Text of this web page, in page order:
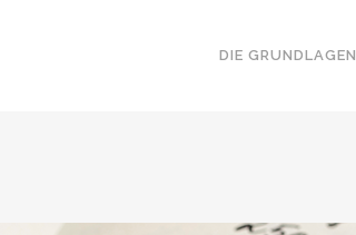
DIE GRUNDLAGEN